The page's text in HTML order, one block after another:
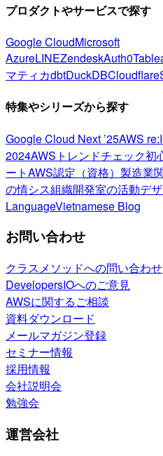
プロダクトやサービスで探す
Google CloudMicrosoft
AzureLINEZendeskAuth0
マティカdbtDuckDBCloudflare
特集やシリーズから探す
Google Cloud Next ’25AWS
2024AWSトレンドチェック初
ートAWS認定（資格） 製造業
の情シス組織開発室の活動デ
LanguageVietnamese Blog
お問い合わせ
クラスメソッドへの問い合わせ
DevelopersIOへのご意見
AWSに関するご相談
資料ダウンロード
メールマガジン登録
セミナー情報
採用情報
会社説明会
勉強会
運営会社